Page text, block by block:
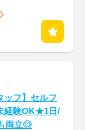
ッフ】セルフ
経験OK★1日/
両立◎